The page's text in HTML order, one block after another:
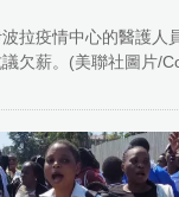
拉疫情中心的醫護人
欠薪。(美聯社圖片/